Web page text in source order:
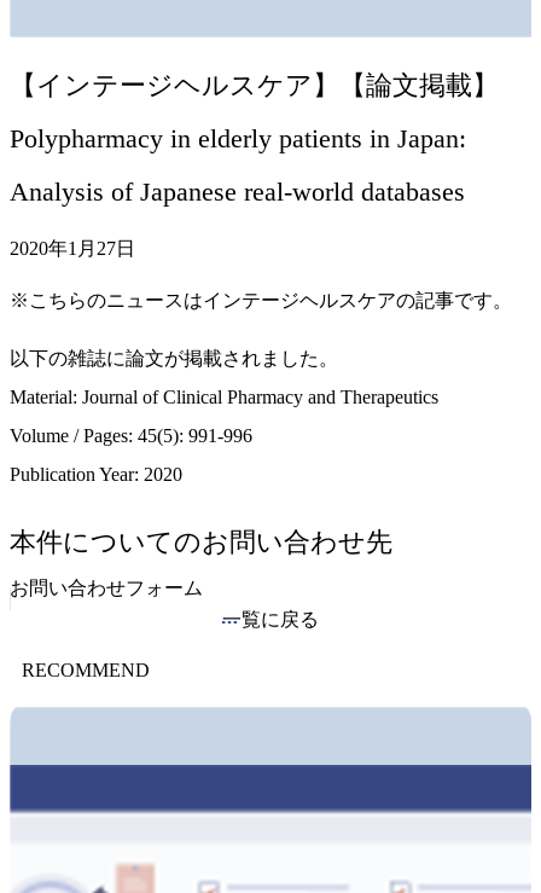
【インテージヘルスケア】【論文掲載】
Polypharmacy in elderly patients in Japan:
Analysis of Japanese real‐world databases
2020年1月27日
※こちらのニュースはインテージヘルスケアの記事です。
以下の雑誌に論文が掲載されました。
Material: Journal of Clinical Pharmacy and Therapeutics
Volume / Pages: 45(5): 991-996
Publication Year: 2020
本件についてのお問い合わせ先
お問い合わせフォーム
一覧に戻る
RECOMMEND